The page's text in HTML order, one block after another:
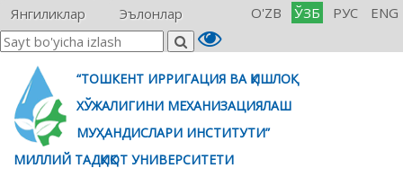
Янгиликлар Эълонлар O'ZB ЎЗБ РУС ENG
“ТОШКЕНТ ИРРИГАЦИЯ ВА ҚИШЛОҚ
ХЎЖАЛИГИНИ МЕХАНИЗАЦИЯЛАШ
МУҲАНДИСЛАРИ ИНСТИТУТИ”
МИЛЛИЙ ТАДҚИҚОТ УНИВЕРСИТЕТИ